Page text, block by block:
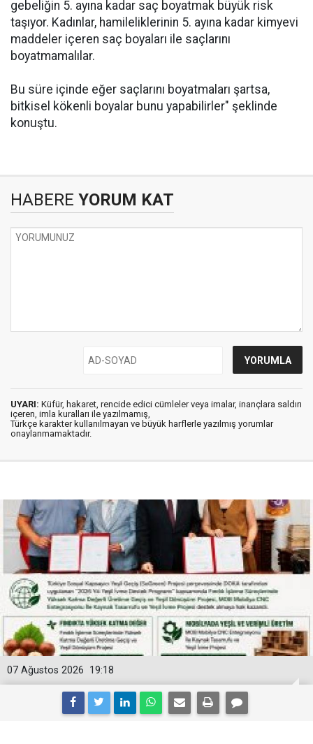
gebeliğin 5. ayına kadar saç boyatmak büyük risk
taşıyor. Kadınlar, hamileliklerinin 5. ayına kadar kimyevi
maddeler içeren saç boyaları ile saçlarını
boyatmamalılar.
Bu süre içinde eğer saçlarını boyatmaları şartsa,
bitkisel kökenli boyalar bunu yapabilirler" şeklinde
konuştu.
HABERE YORUM KAT
UYARI: Küfür, hakaret, rencide edici cümleler veya imalar, inançlara saldırı
içeren, imla kuralları ile yazılmamış,
Türkçe karakter kullanılmayan ve büyük harflerle yazılmış yorumlar
onaylanmamaktadır.
19:18
07 Ağustos 2026